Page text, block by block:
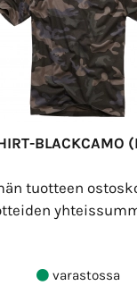
BLACKCAMO
tuotteen
varastossa